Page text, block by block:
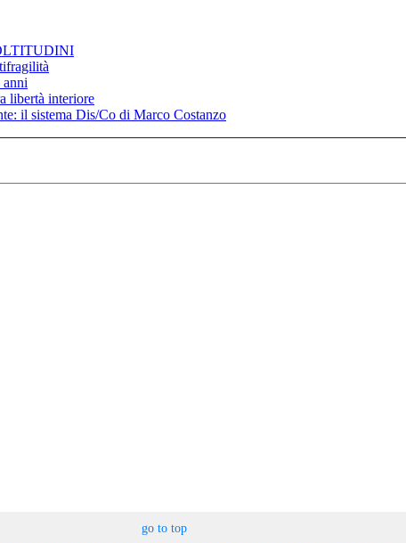
anni
libertà interiore
il sistema Dis/Co di Marco Costanzo
go to top